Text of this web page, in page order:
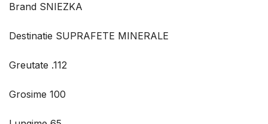
Brand SNIEZKA
Destinatie SUPRAFETE MINERALE
Greutate .112
Grosime 100